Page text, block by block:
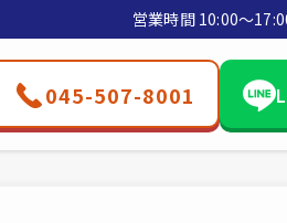
営業時間 10:00〜
045-507-8001